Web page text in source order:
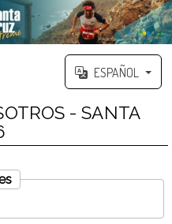
ESPAÑOL
- SANTA